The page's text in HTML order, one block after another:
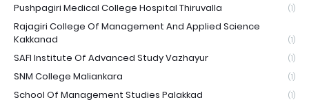
Pushpagiri Medical College Hospital Thiruvalla (1)
Rajagiri College Of Management And Applied Science
Kakkanad
(1)
SAFI Institute Of Advanced Study Vazhayur (1)
SNM College Maliankara (1)
School Of Management Studies Palakkad (1)